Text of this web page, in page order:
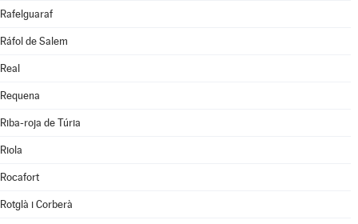
Rafelguaraf
Ráfol de Salem
Real
Requena
Riba-roja de Túria
Riola
Rocafort
Rotglà i Corberà